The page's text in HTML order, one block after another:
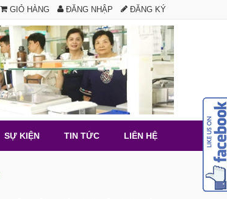
GIỎ HÀNG ĐĂNG NHẬP ĐĂNG KÝ
SỰ KIỆN TIN TỨC LIÊN HỆ